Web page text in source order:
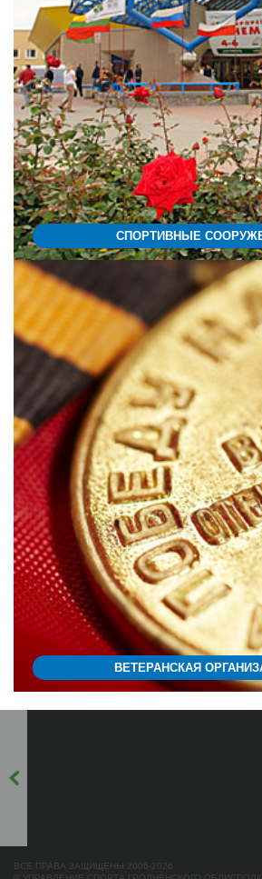
СПОРТИВНЫЕ
ВЕТЕРАНСКАЯ
ВСЕ ПРАВА ЗАЩИЩЕНЫ 2006-2026